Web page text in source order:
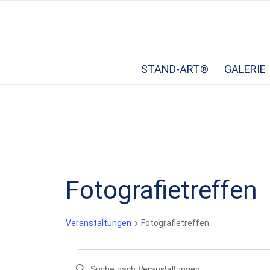
STAND-ART® GALERIE
Fotografietreffen
Veranstaltungen Fotografietreffen
Veranstaltungen
Veranstaltungen
Bitte